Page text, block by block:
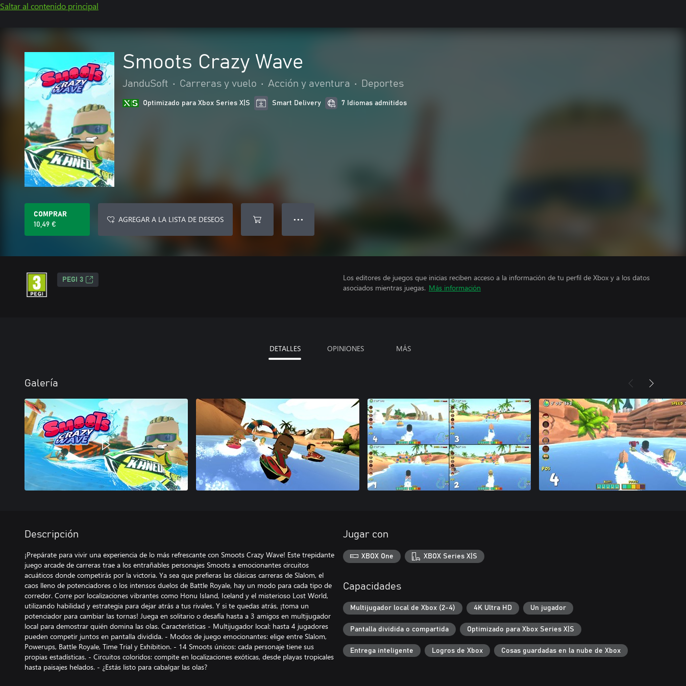
Saltar al contenido principal
Smoots Crazy Wave
JanduSoft • Carreras y vuelo • Acción y aventura • Deportes
Optimizado para Xbox Series X|S Smart Delivery 7 Idiomas admitidos
COMPRAR
10,49 €
AGREGAR A LA LISTA DE DESEOS ● ● ●
PEGI 3
Los editores de juegos que inicias reciben acceso a la información de tu perfil de Xbox y a los datos
asociados mientras juegas. Más información
DETALLES OPINIONES MÁS
Galería
Descripción
¡Prepárate para vivir una experiencia de lo más refrescante con Smoots Crazy Wave! Este trepidante
juego arcade de carreras trae a los entrañables personajes Smoots a emocionantes circuitos
acuáticos donde competirás por la victoria. Ya sea que prefieras las clásicas carreras de Slalom, el
caos lleno de potenciadores o los intensos duelos de Battle Royale, hay un modo para cada tipo de
corredor. Corre por localizaciones vibrantes como Honu Island, Iceland y el misterioso Lost World,
utilizando habilidad y estrategia para dejar atrás a tus rivales. Y si te quedas atrás, ¡toma un
potenciador para cambiar las tornas! Juega en solitario o desafía hasta a 3 amigos en multijugador
local para demostrar quién domina las olas. Características - Multijugador local: hasta 4 jugadores
pueden competir juntos en pantalla dividida. - Modos de juego emocionantes: elige entre Slalom,
Powerups, Battle Royale, Time Trial y Exhibition. - 14 Smoots únicos: cada personaje tiene sus
propias estadísticas. - Circuitos coloridos: compite en localizaciones exóticas, desde playas tropicales
hasta paisajes helados. - ¿Estás listo para cabalgar las olas?
Jugar con
XBOX One XBOX Series X|S
Capacidades
Multijugador local de Xbox (2-4) 4K Ultra HD Un jugador
Pantalla dividida o compartida Optimizado para Xbox Series X|S
Entrega inteligente Logros de Xbox Cosas guardadas en la nube de Xbox